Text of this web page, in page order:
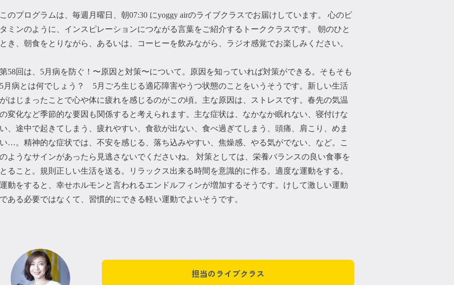
このプログラムは、毎週月曜日、朝07:30 にyoggy airのライブクラスでお届けしています。 心のビ
タミンのように、インスピレーションにつながる言葉をご紹介するトーククラスです。 朝のひと
とき、朝食をとりながら、あるいは、コーヒーを飲みながら、ラジオ感覚でお楽しみください。
第58回は、5月病を防ぐ！〜原因と対策〜について。原因を知っていれば対策ができる。そもそも
5月病とは何でしょう？ 5月ごろ生じる適応障害やうつ状態のことをいうそうです。新しい生活
がはじまったことで心や体に疲れを感じるのがこの頃。主な原因は、ストレスです。春先の気温
の変化など季節的な要因も関係すると考えられます。主な症状は、なかなか眠れない、寝付けな
い、途中で起きてしまう、疲れやすい、食欲が出ない、食べ過ぎてしまう、頭痛、肩こり、めま
い…。精神的な症状では、不安を感じる、落ち込みやすい、焦燥感、やる気がでない、など。こ
のようなサインがあったら見逃さないでくださいね。 対策としては、栄養バランスの良い食事を
とること。規則正しい生活を送る。リラックス出来る時間を意識的に作る。適度な運動をする。
運動をすると、幸せホルモンと言われるエンドルフィンが増加するそうです。けして激しい運動
である必要ではなくて、習慣的にできる軽い運動でよいそうです。
担当のライブクラス